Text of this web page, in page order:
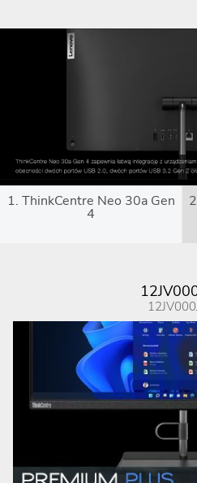
1. ThinkCentre Neo 30a Gen
4